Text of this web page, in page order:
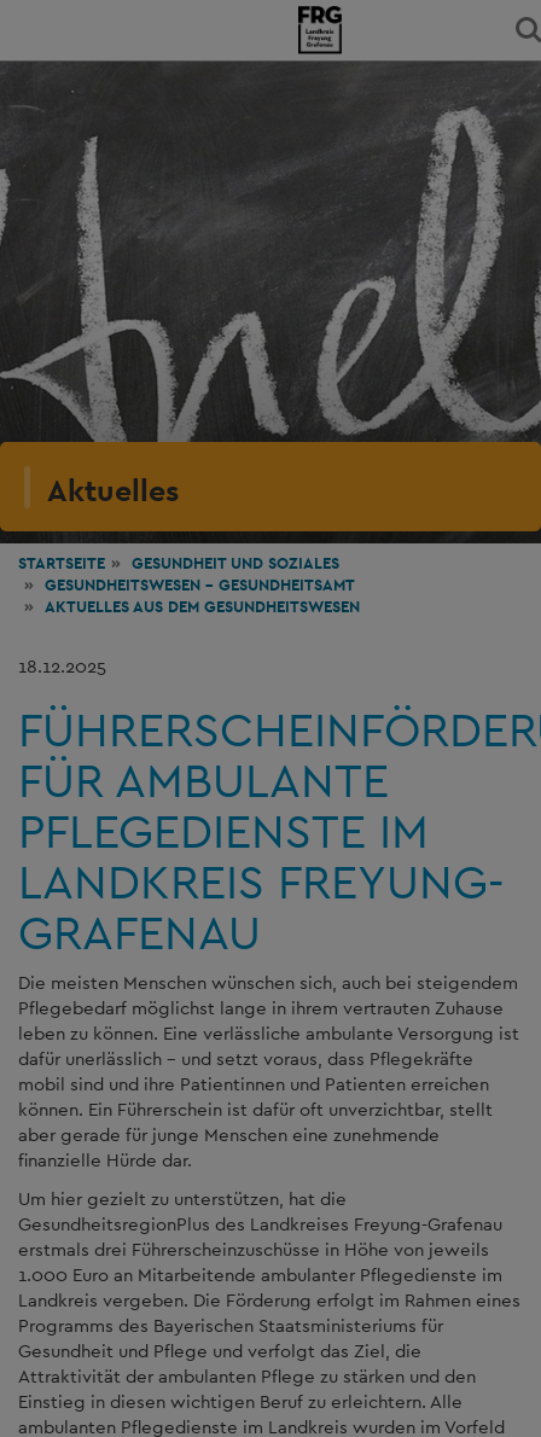
Aktuelles
STARTSEITE GESUNDHEIT UND SOZIALES
GESUNDHEITSWESEN - GESUNDHEITSAMT
AKTUELLES AUS DEM GESUNDHEITSWESEN
18.12.2025
FÜR AMBULANTE
PFLEGEDIENSTE IM
LANDKREIS FREYUNG-
GRAFENAU
Die meisten Menschen wünschen sich, auch bei steigendem
Pflegebedarf möglichst lange in ihrem vertrauten Zuhause
leben zu können. Eine verlässliche ambulante Versorgung ist
dafür unerlässlich – und setzt voraus, dass Pflegekräfte
mobil sind und ihre Patientinnen und Patienten erreichen
können. Ein Führerschein ist dafür oft unverzichtbar, stellt
aber gerade für junge Menschen eine zunehmende
finanzielle Hürde dar.
Um hier gezielt zu unterstützen, hat die
GesundheitsregionPlus des Landkreises Freyung-Grafenau
erstmals drei Führerscheinzuschüsse in Höhe von jeweils
1.000 Euro an Mitarbeitende ambulanter Pflegedienste im
Landkreis vergeben. Die Förderung erfolgt im Rahmen eines
Programms des Bayerischen Staatsministeriums für
Gesundheit und Pflege und verfolgt das Ziel, die
Attraktivität der ambulanten Pflege zu stärken und den
Einstieg in diesen wichtigen Beruf zu erleichtern. Alle
ambulanten Pflegedienste im Landkreis wurden im Vorfeld